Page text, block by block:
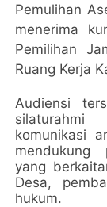
Pemulihan
menerima
Pemilihan
Ruang Kerja
Audiensi
silaturahmi
komunikasi
mendukung
yang
Desa,
hukum.